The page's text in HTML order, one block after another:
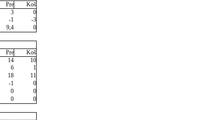
Pre
Koš
3
0
-1
-3
9,4
0
Pre
Koš
14
10
6
1
18
11
-1
0
0
0
0
0